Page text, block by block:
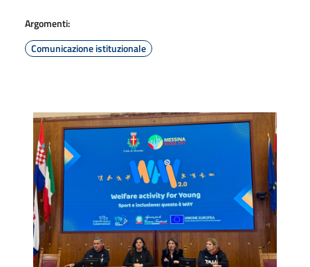
Argomenti:
Comunicazione istituzionale